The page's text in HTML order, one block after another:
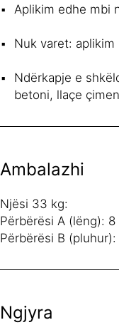
Aplikim edhe mbi
Nuk varet:
Ndërkapje e
betoni, llaçe
Ambalazhi
Njësi 33 kg:
Përbërësi A (lëng): 8
Përbërësi B
Ngjyra